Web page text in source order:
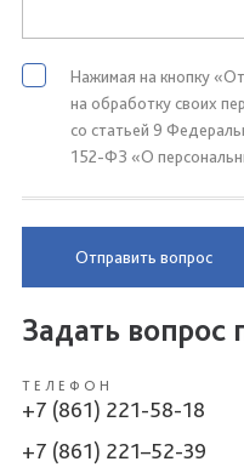
Нажимая на кнопку
на обработку своих
со статьей 9
152-ФЗ «О
Отправить вопрос
Задать вопрос
ТЕЛЕФОН
+7 (861) 221-58-18
+7 (861) 221–52-39